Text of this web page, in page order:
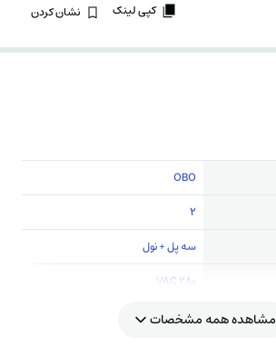
کپی لینک نشان کردن
OBO
2
سه پل + نول
280 VAC
مشاهده همه مشخصات